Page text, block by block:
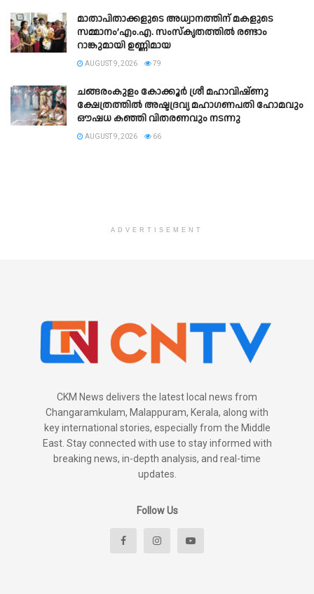
മാതാപിതാക്കളുടെ അധ്വാനത്തിന് മകളുടെ
സമ്മാനം’എം.എ. സംസ്കൃതത്തിൽ രണ്ടാം
റാങ്കുമായി ഉണ്ണിമായ
AUGUST 9, 2026 79
ചങ്ങരംകുളം കോക്കൂർ ശ്രീ മഹാവിഷ്ണു
ക്ഷേത്രത്തിൽ അഷ്ടദ്രവ്യ മഹാഗണപതി ഹോമവും
ഔഷധ കഞ്ഞി വിതരണവും നടന്നു
AUGUST 9, 2026 66
ADVERTISEMENT
CKM News delivers the latest local news from
Changaramkulam, Malappuram, Kerala, along with
key international stories, especially from the Middle
East. Stay connected with use to stay informed with
breaking news, in-depth analysis, and real-time
updates.
Follow Us